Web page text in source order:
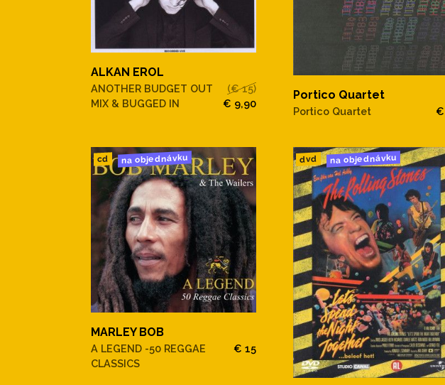
ALKAN EROL
ANOTHER BUDGET OUT
MIX & BUGGED IN
(€ 15)
€ 9,90
Portico Quartet
Portico Quartet €
cd na objednávku
MARLEY BOB
A LEGEND -50 REGGAE
CLASSICS
€ 15
dvd na objednávku